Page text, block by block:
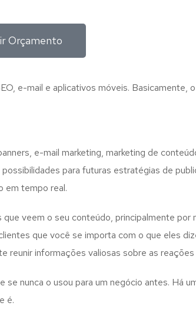
Orçamento
e-mail e aplicativos móveis. Basicamente,
e-mail marketing, marketing de
para futuras estratégias de
em tempo real.
veem o seu conteúdo, principalmente
que você se importa com o que eles
reunir informações valiosas sobre as
nunca o usou para um negócio antes. Há
é.